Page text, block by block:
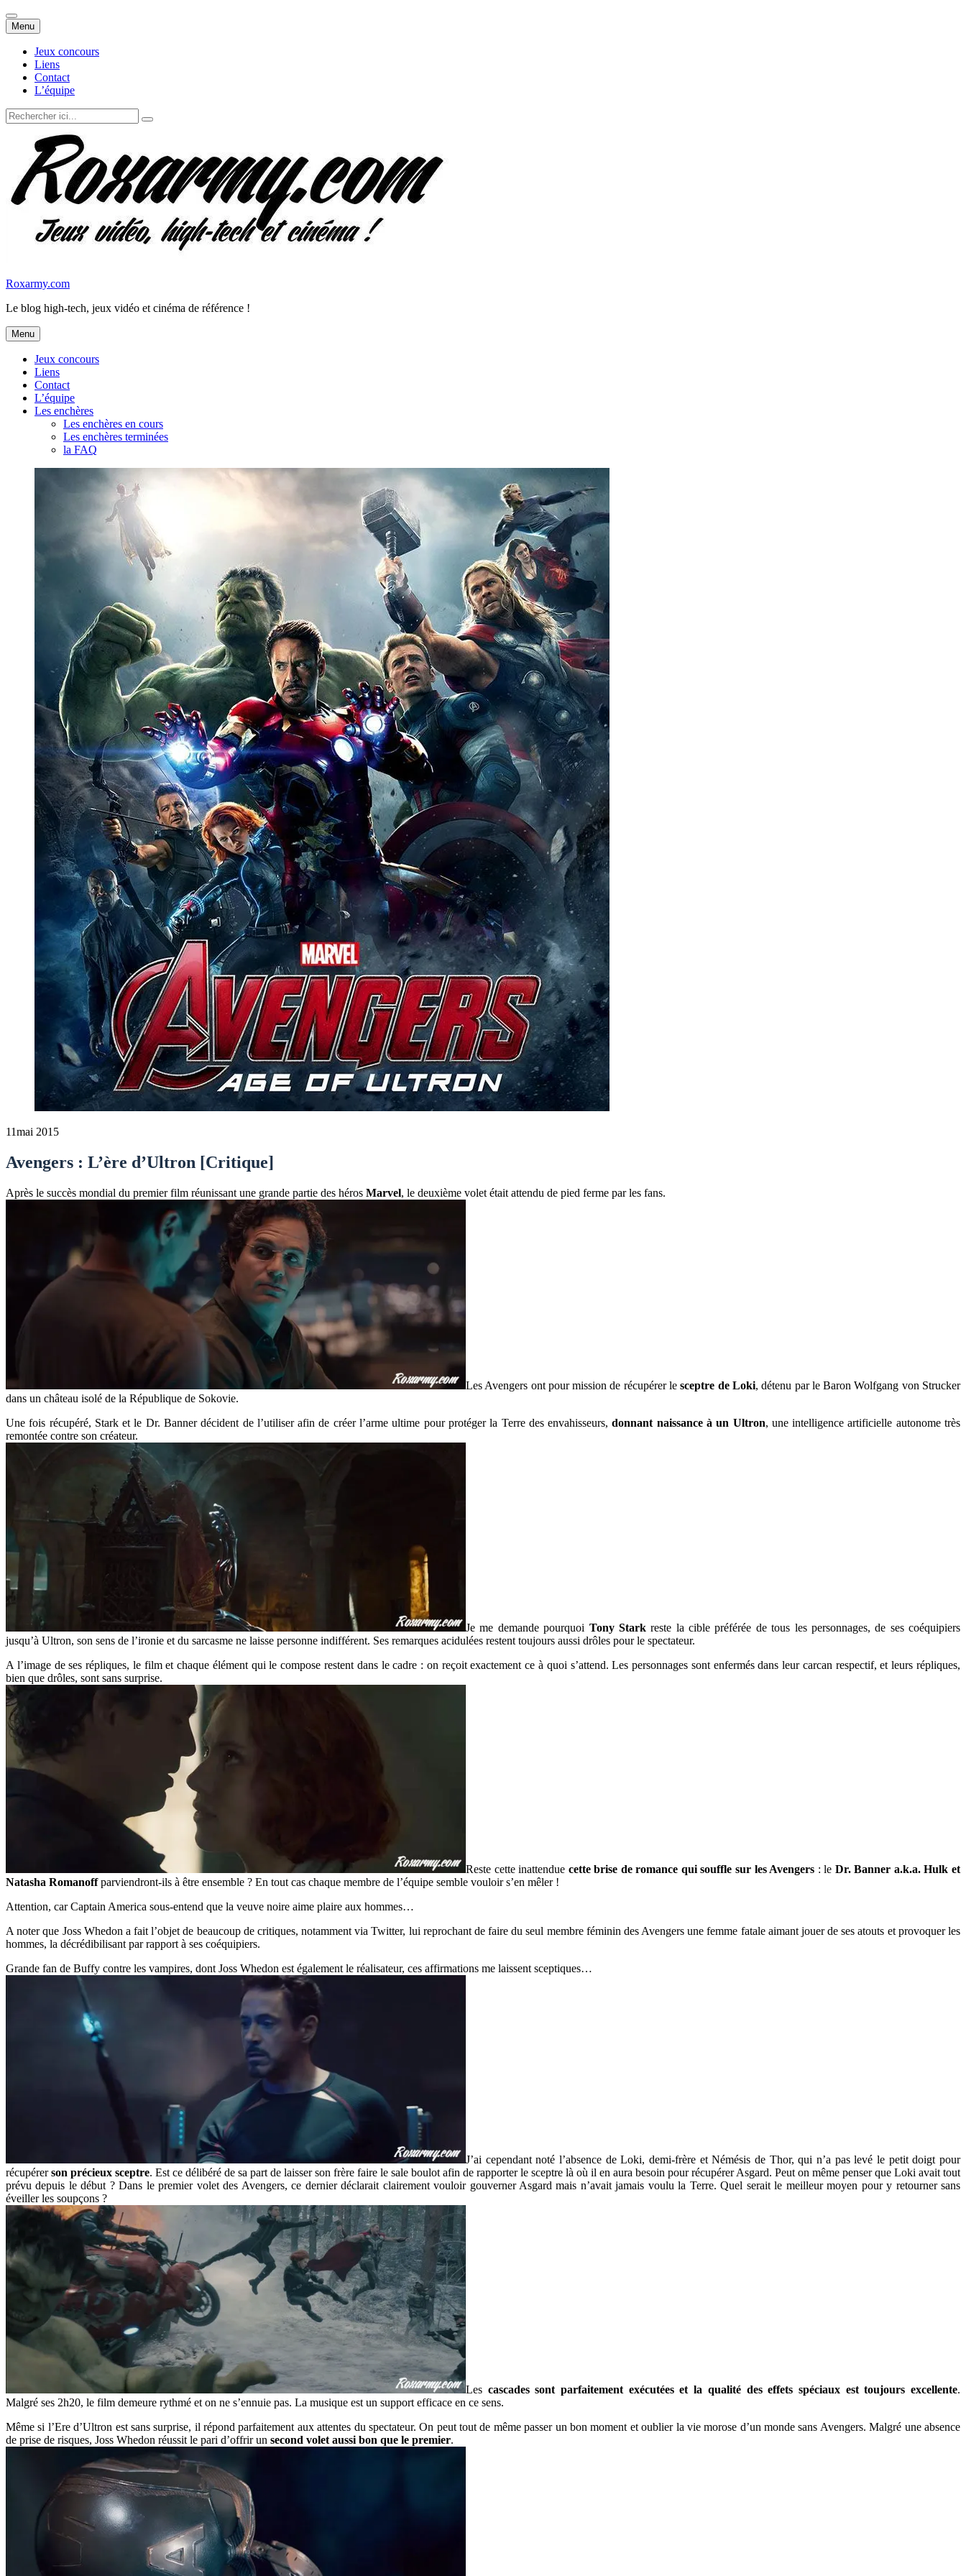
Menu Aller
au
contenu
Jeux concours
Liens
Contact
L’équipe
Recherche
pour
Roxarmy.com
Le blog high-tech, jeux vidéo et cinéma de référence !
Menu Aller
au
contenu
Jeux concours
Liens
Contact
L’équipe
Les enchères
Les enchères en cours
Les enchères terminées
la FAQ
11mai 2015
Avengers : L’ère d’Ultron [Critique]
Après le succès mondial du premier film réunissant une grande partie des héros Marvel, le deuxième volet était attendu de pied ferme par les fans.
Les Avengers ont pour mission de récupérer lesceptre de Loki, détenu par le Baron Wolfgang von Strucker
dans un château isolé de la République de Sokovie.
Une fois récupéré, Stark et le Dr. Banner décident de l’utiliser afin de créer l’arme ultime pour protéger la Terre des envahisseurs,donnant naissance à un Ultron, une intelligence artificielle autonome très
remontée contre son créateur.
Je me demande pourquoi Tony Starkreste la cible préférée de tous les personnages, de ses coéquipiers
jusqu’à Ultron, son sens de l’ironie et du sarcasme ne laisse personne indifférent. Ses remarques acidulées restent toujours aussi drôles pour le spectateur.
A l’image de ses répliques, le film et chaque élément qui le compose restent dans le cadre : on reçoit exactement ce à quoi s’attend. Les personnages sont enfermés dans leur carcan respectif, et leurs répliques,
bien que drôles, sont sans surprise.
Reste cette inattendue cette brise de romance qui souffle sur les Avengers : le Dr. Banner a.k.a. Hulk et
Natasha Romanoffparviendront-ils à être ensemble ? En tout cas chaque membre de l’équipe semble vouloir s’en mêler !
Attention, car Captain America sous-entend que la veuve noire aime plaire aux hommes…
A noter que Joss Whedon a fait l’objet de beaucoup de critiques, notamment via Twitter, lui reprochant de faire du seul membre féminin des Avengers une femme fatale aimant jouer de ses atouts et provoquer les
hommes, la décrédibilisant par rapport à ses coéquipiers.
Grande fan de Buffy contre les vampires, dont Joss Whedon est également le réalisateur, ces affirmations me laissent sceptiques…
J’ai cependant noté l’absence de Loki, demi-frère et Némésis de Thor, qui n’a pas levé le petit doigt pour
récupérerson précieux sceptre. Est ce délibéré de sa part de laisser son frère faire le sale boulot afin de rapporter le sceptre là où il en aura besoin pour récupérer Asgard. Peut on même penser que Loki avait tout
prévu depuis le début ? Dans le premier volet des Avengers, ce dernier déclarait clairement vouloir gouverner Asgard mais n’avait jamais voulu la Terre. Quel serait le meilleur moyen pour y retourner sans
éveiller les soupçons ?
Les cascades sont parfaitement exécutées et la qualité des effets spéciaux est toujours excellente.
Malgré ses 2h20, le film demeure rythmé et on ne s’ennuie pas. La musique est un support efficace en ce sens.
Même si l’Ere d’Ultron est sans surprise, il répond parfaitement aux attentes du spectateur. On peut tout de même passer un bon moment et oublier la vie morose d’un monde sans Avengers. Malgré une absence
de prise de risques, Joss Whedon réussit le pari d’offrir un second volet aussi bon que le premier.